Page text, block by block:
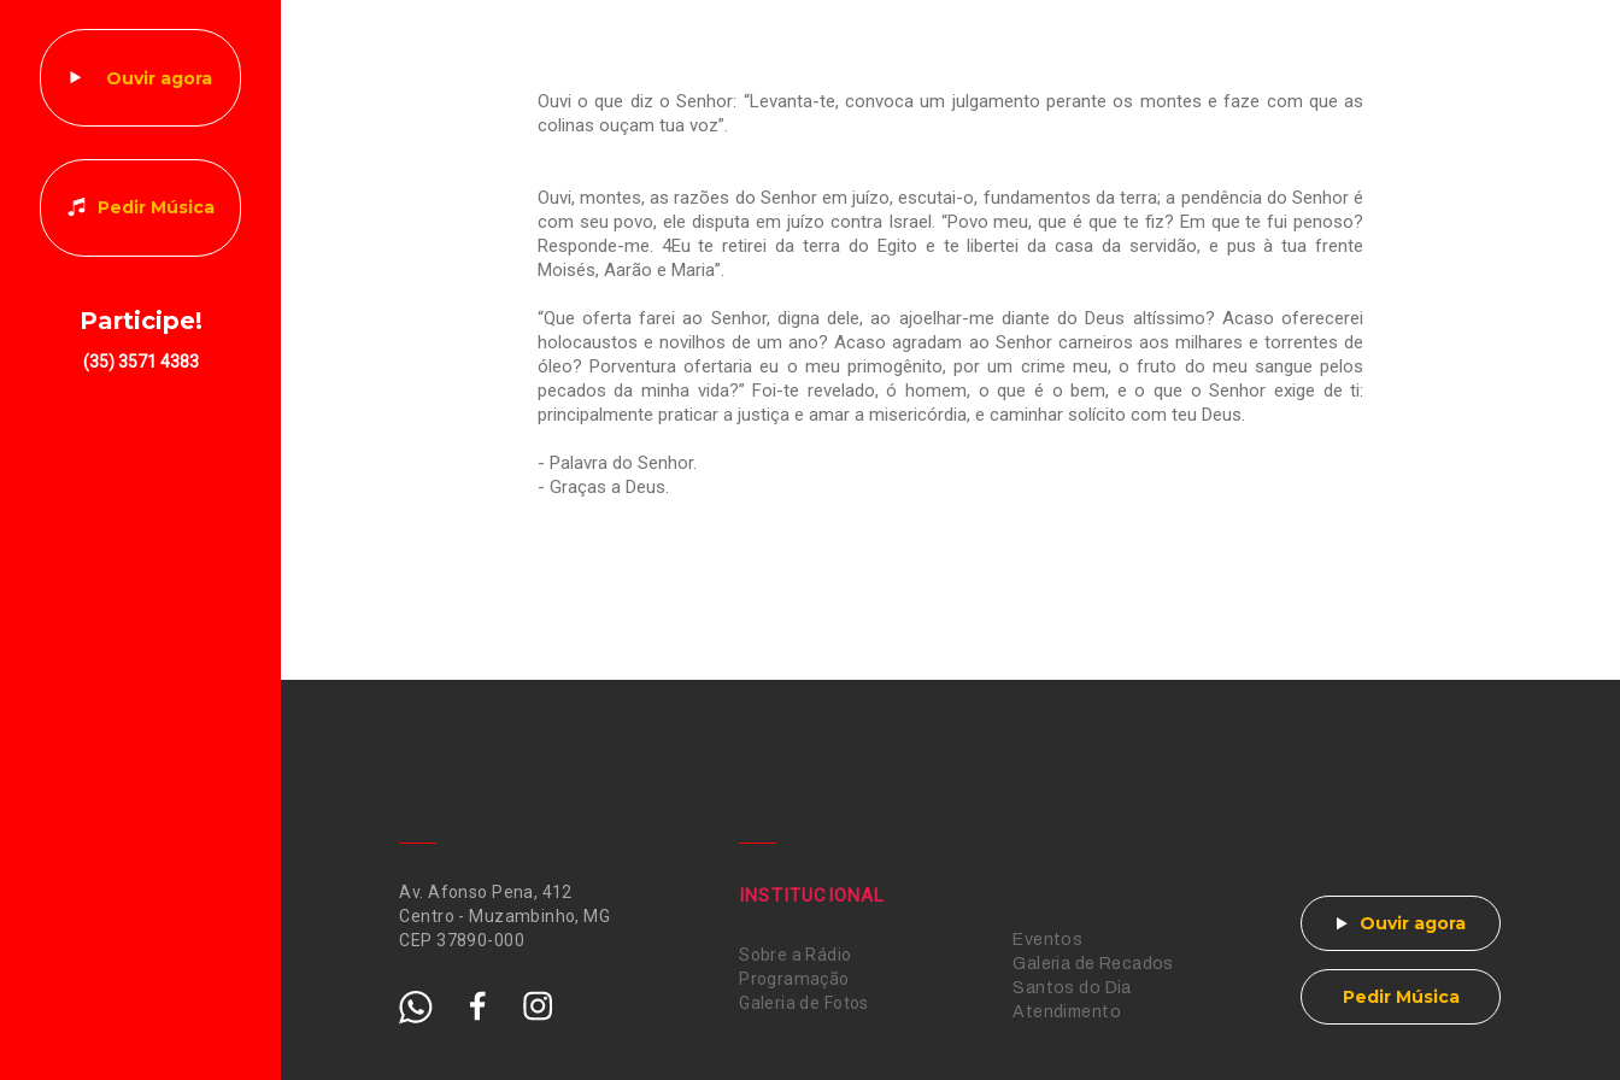
Ouvir agora
Pedir Música
Participe!
(35) 3571 4383
Ouvi o que diz o Senhor: “Levanta-te, convoca um julgamento perante os montes e faze com que as
colinas ouçam tua voz”.
Ouvi, montes, as razões do Senhor em juízo, escutai-o, fundamentos da terra; a pendência do Senhor é
com seu povo, ele disputa em juízo contra Israel. “Povo meu, que é que te fiz? Em que te fui penoso?
Responde-me. 4Eu te retirei da terra do Egito e te libertei da casa da servidão, e pus à tua frente
Moisés, Aarão e Maria”.
“Que oferta farei ao Senhor, digna dele, ao ajoelhar-me diante do Deus altíssimo? Acaso oferecerei
holocaustos e novilhos de um ano? Acaso agradam ao Senhor carneiros aos milhares e torrentes de
óleo? Porventura ofer­taria eu o meu primogênito, por um crime meu, o fruto do meu sangue pelos
pecados da minha vida?” Foi-te revelado, ó homem, o que é o bem, e o que o Senhor exige de ti:
principalmente praticar a justiça e amar a misericórdia, e caminhar solícito com teu Deus.
- Palavra do Senhor.
- Graças a Deus.
Av. Afonso Pena, 412
Centro - Muzambinho, MG
CEP 37890-000
INSTITUCIONAL
Sobre a Rádio
Programação
Galeria de Fotos
Eventos
Galeria de Recados
Santos do Dia
Atendimento
Ouvir agora
Pedir Música